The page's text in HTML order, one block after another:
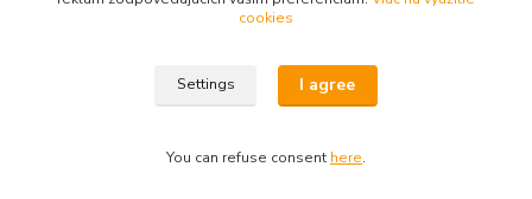
skifi.space@gmail.com
cookies
Settings I agree
You can refuse consent here.